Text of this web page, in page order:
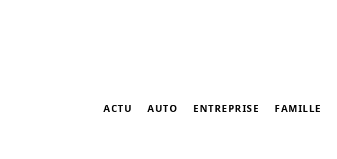
ACTU AUTO ENTREPRISE FAMILLE